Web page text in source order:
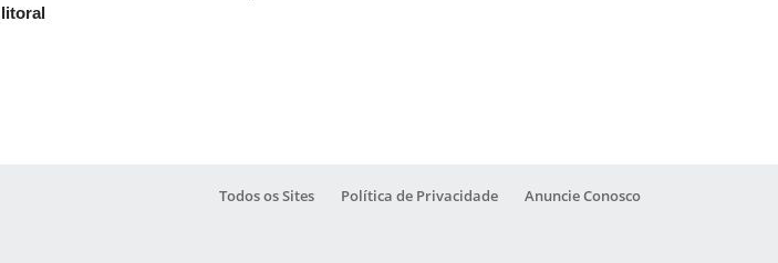
litoral
Todos os Sites Política de Privacidade Anuncie Conosco